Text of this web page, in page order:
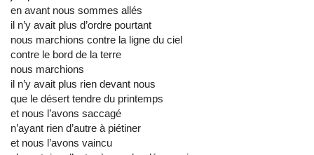
en avant nous sommes allés
il n’y avait plus d’ordre pourtant
nous marchions contre la ligne du ciel
contre le bord de la terre
nous marchions
il n’y avait plus rien devant nous
que le désert tendre du printemps
et nous l’avons saccagé
n’ayant rien d’autre à piétiner
et nous l’avons vaincu